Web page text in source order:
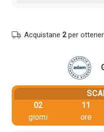
Acquistane 2per
02
giorni
11
ore